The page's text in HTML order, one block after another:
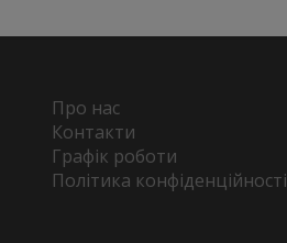
Про нас
Контакти
Графік роботи
Політика конфіденційності